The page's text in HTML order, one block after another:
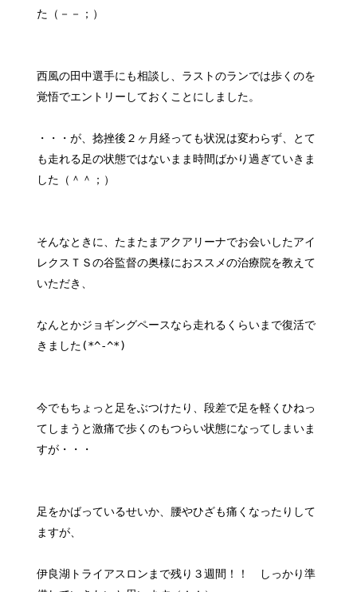
た（－－；）
西風の田中選手にも相談し、ラストのランでは歩くのを
覚悟でエントリーしておくことにしました。
・・・が、捻挫後２ヶ月経っても状況は変わらず、とて
も走れる足の状態ではないまま時間ばかり過ぎていきま
した（＾＾；）
そんなときに、たまたまアクアリーナでお会いしたアイ
レクスＴＳの谷監督の奥様におススメの治療院を教えて
いただき、
なんとかジョギングペースなら走れるくらいまで復活で
きました(*^-^*)
今でもちょっと足をぶつけたり、段差で足を軽くひねっ
てしまうと激痛で歩くのもつらい状態になってしまいま
すが・・・
足をかばっているせいか、腰やひざも痛くなったりして
ますが、
伊良湖トライアスロンまで残り３週間！！ しっかり準